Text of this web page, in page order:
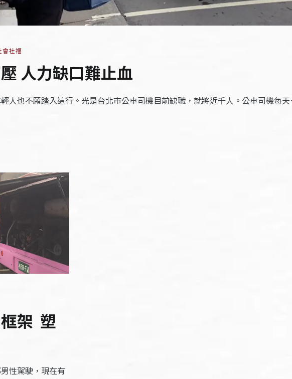
會社福
人力缺口難止血
人也不願踏入這行。光是台北市公車司機目前缺職，就將近千人。公車司機每
架 塑
性駕駛，現在有